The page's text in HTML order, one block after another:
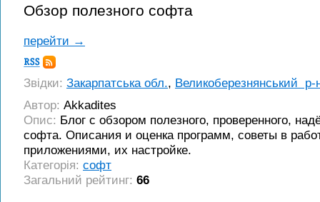
Обзор полезного софта
перейти →
Підписка
Звідки: Закарпатська обл., Великоберезнянський р-
Автор: Akkadites
Опис: Блог с обзором полезного, проверенного,
софта. Описания и оценка программ, советы в
приложениями, их настройке.
Категорія: софт
Загальний рейтинг: 66